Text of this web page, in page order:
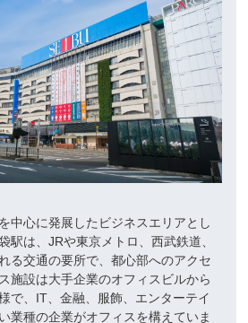
中心に発展したビジネスエリアとし
駅は、JRや東京メトロ、西武鉄道、
る交通の要所で、都心部へのアクセ
施設は大手企業のオフィスビルから
で、IT、金融、服飾、エンターテイ
業種の企業がオフィスを構えていま